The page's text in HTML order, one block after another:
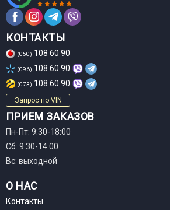
КОНТАКТЫ
(050) 108 60 90
(096) 108 60 90
(073) 108 60 90
Запрос по VIN
ПРИЕМ ЗАКАЗОВ
Пн-Пт: 9:30-18:00
Сб: 9:30-14:00
Вс: выходной
О НАС
Контакты